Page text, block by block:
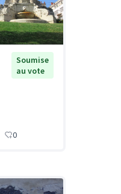
Soumise
au vote
0